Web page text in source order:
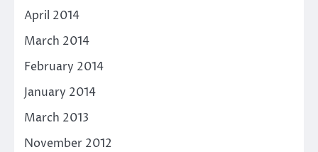
April 2014
March 2014
February 2014
January 2014
March 2013
November 2012